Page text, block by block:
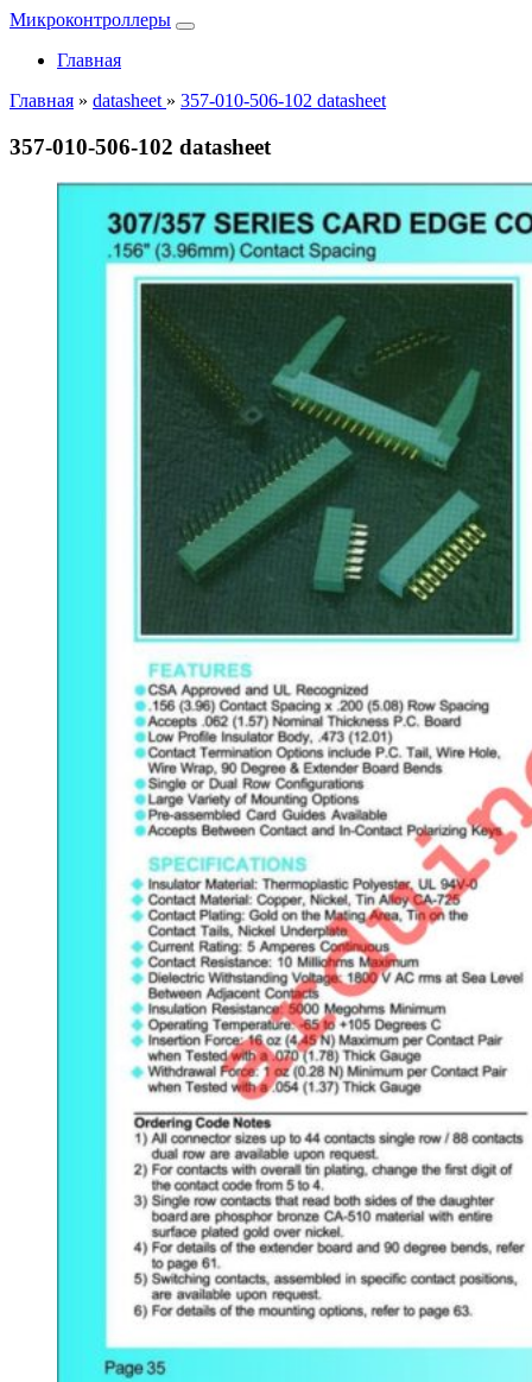
Микроконтроллеры
Главная
Главная » datasheet » 357-010-506-102 datasheet
357-010-506-102 datasheet